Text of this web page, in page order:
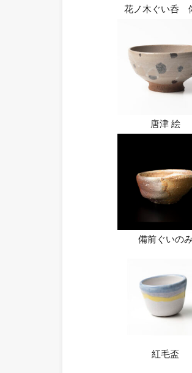
花ノ木ぐい呑
唐津 絵
備前ぐいのみ
紅毛盃